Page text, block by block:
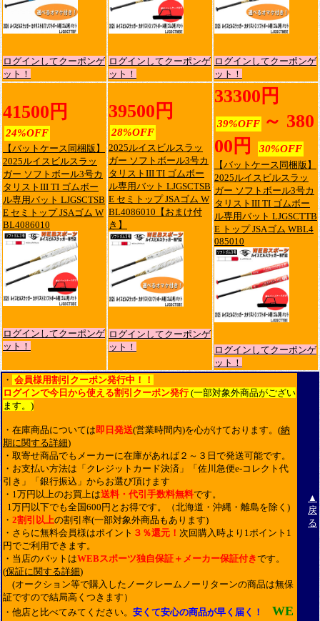
ログインしてクーポンゲ
ット！
ログインしてクーポンゲ
ット！
ログインしてクーポンゲ
ット！
41500円
24%OFF
【バットケース同梱版】
2025ルイスビルスラッ
ガー ソフトボール3号カ
タリストIII TI ゴムボー
ル専用バット LJGSCTSB
E セミトップ JSAゴム W
BL4086010
ログインしてクーポンゲ
ット！
39500円
28%OFF
2025ルイスビルスラッ
ガー ソフトボール3号カ
タリストIII TI ゴムボー
ル専用バット LJGSCTSB
E セミトップ JSAゴム W
BL4086010【おまけ付
き】
ログインしてクーポンゲ
ット！
33300円
39%OFF ～ 380
00円
30%OFF
【バットケース同梱版】
2025ルイスビルスラッ
ガー ソフトボール3号カ
タリストIII TI ゴムボー
ル専用バット LJGSCTTB
E トップ JSAゴム WBL4
085010
ログインしてクーポンゲ
ット！
・ 会員様用割引クーポン発行中！！
ログインで今日から使える割引クーポン発行(一部対象外商品がござい
ます。)
・在庫商品については即日発送(営業時間内)を心がけております。(納
期に関する詳細)
・取寄せ商品でもメーカーに在庫があれば２～３日で発送可能です。
・お支払い方法は「クレジットカード決済」「佐川急便e-コレクト代
引き」「銀行振込」からお選び頂けます
・1万円以上のお買上は送料・代引手数料無料です。
1万円以下でも全国600円とお得です。（北海道・沖縄・離島を除く)
・ 2割引以上の割引率(一部対象外商品もあります)
・さらに無料会員様はポイント ３％還元！ 次回購入時より1ポイント1
円でご利用できます。
・当店のバットはWEBスポーツ独自保証＋メーカー保証付きです。
(保証に関する詳細)
(オークション等で購入したノークレームノーリターンの商品は無保
証ですので結局高くつきます）
・他店と比べてみてください。 安くて安心の商品が早く届く！
WE
▲
戻
る